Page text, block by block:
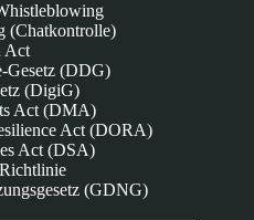
(Chatkontrolle)
Act
Gesetz (DDG)
(DigiG)
Act (DMA)
Act (DORA)
Act (DSA)
(GDNG)